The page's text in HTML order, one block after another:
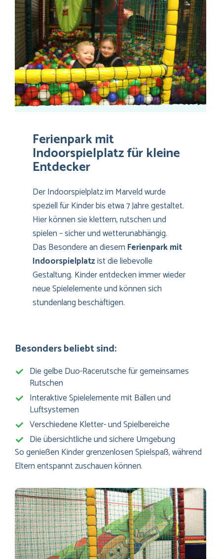
Ferienpark mit
Indoorspielplatz für kleine
Entdecker
Der Indoorspielplatz im Marveld wurde
speziell für Kinder bis etwa 7 Jahre gestaltet.
Hier können sie klettern, rutschen und
spielen – sicher und wetterunabhängig.
Das Besondere an diesem Ferienpark mit
Indoorspielplatzist die liebevolle
Gestaltung. Kinder entdecken immer wieder
neue Spielelemente und können sich
stundenlang beschäftigen.
Besonders beliebt sind:
Die gelbe Duo-Racerutsche für gemeinsames
Rutschen
Interaktive Spielelemente mit Bällen und
Luftsystemen
Verschiedene Kletter- und Spielbereiche
Die übersichtliche und sichere Umgebung
So genießen Kinder grenzenlosen Spielspaß, während
Eltern entspannt zuschauen können.